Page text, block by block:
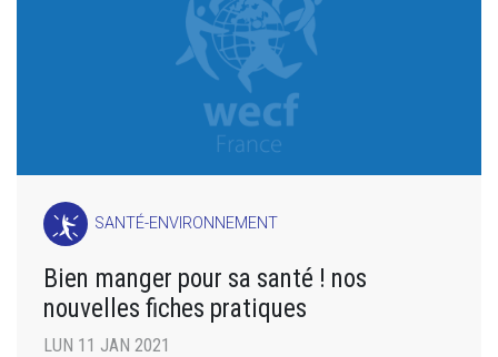
SANTÉ-ENVIRONNEMENT
Bien manger pour sa santé ! nos
nouvelles fiches pratiques
LUN 11 JAN 2021